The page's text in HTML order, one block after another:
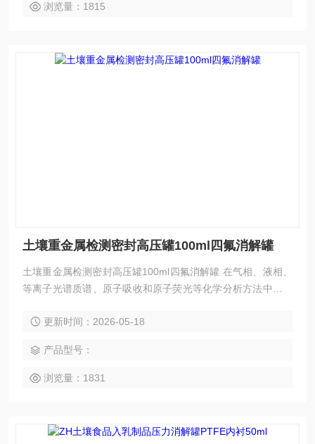
浏览量：1815
土壤重金属检测密封高压罐100ml四氟消解罐
土壤重金属检测密封高压罐100ml四氟消解罐 在气相、液相、
等离子光谱质谱、原子吸收和原子荧光等化学分析方法中做样
心、农产品、海产品、水产品等行业对茶叶中美术绿、稀土，
机砷等重金属的检测。
更新时间：2026-05-18
产品型号：
浏览量：1831